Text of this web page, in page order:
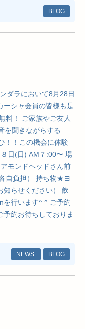
BLOG
ダラにおいて8月28日
シャ会員の皆様も是
料！ ご家族やご友人
を聞きながらする
！！この機会に体験
日(日) AM７:00〜 場
モンドヘッドさん前
自負担） 持ち物★ヨ
らせください） 飲
を行います^ ^ ご予約
約お待ちしておりま
NEWS BLOG